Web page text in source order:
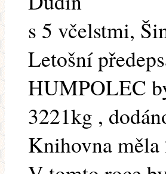
s 5 včelstmi,
Letošní
HUMPOLEC
3221kg ,
Knihovna